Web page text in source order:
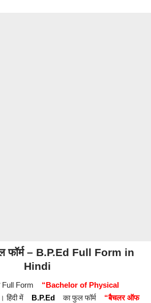
फॉर्म – B.P.Ed Full Form in
Hindi
Full Form
“Bachelor of Physical
हिंदी में B.P.Ed का फुल फॉर्म “बैचलर ऑफ